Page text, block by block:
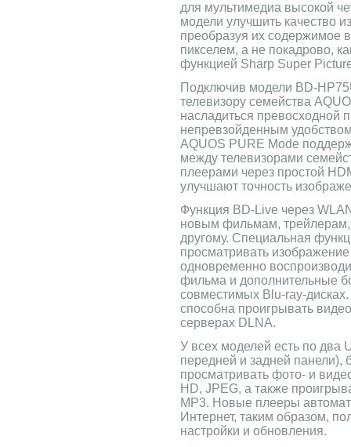
для мультимедиа высокой
модели улучшить качество
преобразуя их содержимое
пикселем, а не покадрово,
функцией Sharp Super
Подключив модели BD-
телевизору семейства
насладиться превосходной
непревзойденным
AQUOS PURE Mode
между телевизорами
плеерами через простой
улучшают точность
Функция BD-Live через
новым фильмам, трейлерам,
другому. Специальная
просматривать
одновременно
фильма и дополнительные
совместимых Blu-ray-
способна проигрывать
серверах DLNA.
У всех моделей есть по два
передней и задней панели),
просматривать фото- и
HD, JPEG, а также
MP3. Новые плееры
Интернет, таким образом,
настройки и обновления.